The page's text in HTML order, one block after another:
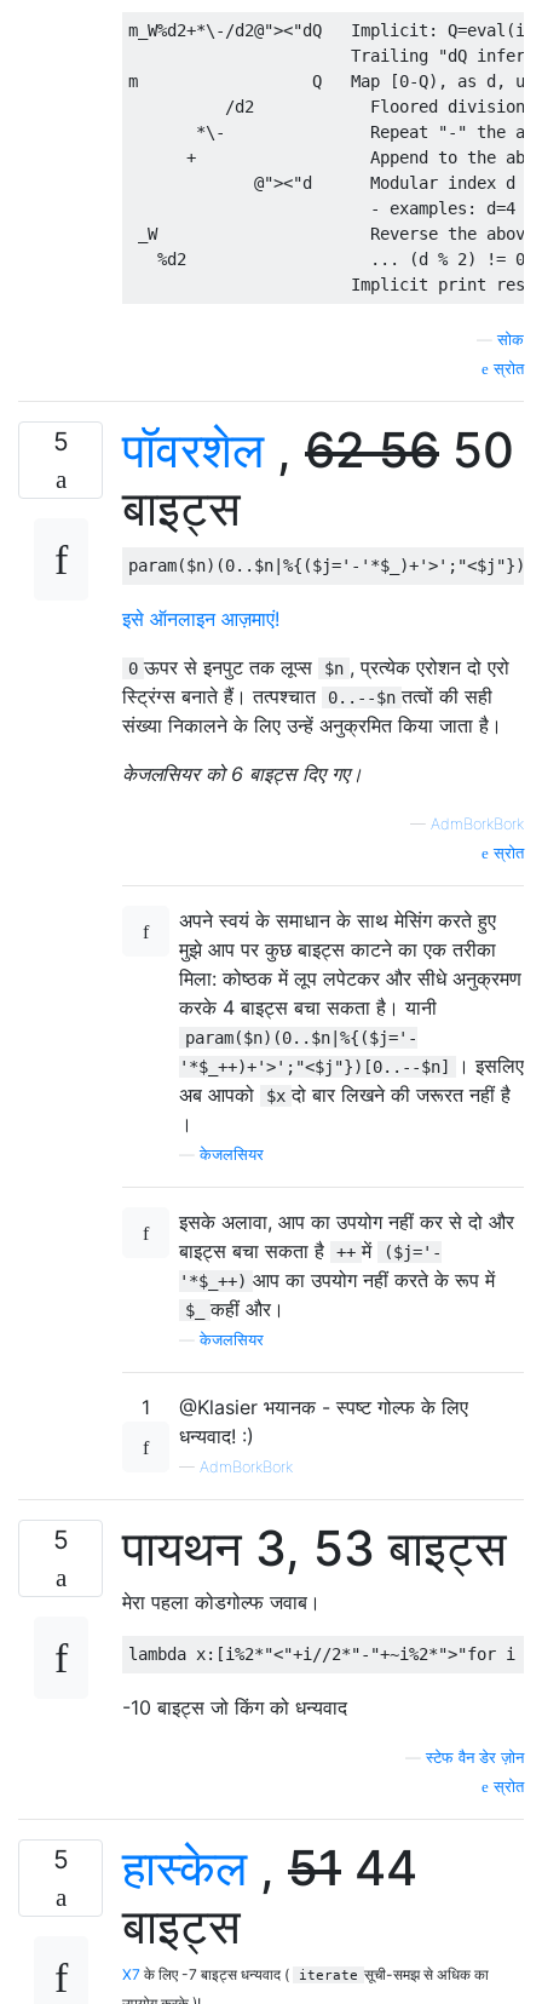
m_W%d2+*\-/d2@"><"dQ   Implicit:
Trailing "dQ
m                  Q   Map [0-Q), as d,
/d2            Floored division
*\-               Repeat "-" the
+                  Append to the
@"><"d      Modular index d
- examples: d=4
_W                      Reverse the
   %d2                   ... (d % 2) != 0
—सोक
स्रोत
5 पॉवरशेल, 6256 50
बाइट्स
param($n)(0. . $n |%{($j='-' *$_ )+'>' ; "<$j"})[
इसे ऑनलाइन आज़माएं!
0 ऊपर से इनपुट तक लूप्स $n , प्रत्येक एरोशन दो एरो
स्ट्रिंग्स बनाते हैं। तत्पश्चात
0..--$n तत्वों की सही
संख्या निकालने के लिए उन्हें अनुक्रमित किया जाता है।
केजलसियर को 6 बाइट्स दिए गए।
— AdmBorkBork
स्रोत
अपने स्वयं के समाधान के साथ मेसिंग करते हुए
मुझे आप पर कुछ बाइट्स काटने का एक तरीका
मिला: कोष्ठक में लूप लपेटकर और सीधे अनुक्रमण
करके 4 बाइट्स बचा सकता है। यानी
param($n)(0..$n|%{($j='-
'*$_++)+'>';"<$j"})[0..--$n]
। इसलिए
अब आपको
$x दो बार लिखने की जरूरत नहीं है
।
—केजलसियर
इसके अलावा, आप का उपयोग नहीं कर से दो और
बाइट्स बचा सकता है
++ में
($j='-
'*$_++) आप का उपयोग नहीं करते के रूप में
$_ कहीं और।
—केजलसियर
1
@Klasier भयानक - स्पष्ट गोल्फ के लिए
धन्यवाद! :)
— AdmBorkBork
5 पायथन 3, 53 बाइट्स
मेरा पहला कोडगोल्फ जवाब।
-10 बाइट्स जो किंग को धन्यवाद
—स्टेफ वैन डेर ज़ोन
स्रोत
5 हास्केल, 51 44
बाइट्स
X7 के लिए -7 बाइट्स धन्यवाद ( iterate सूची-समझ से अधिक का